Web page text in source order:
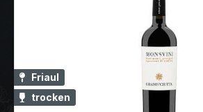
Friaul
trocken